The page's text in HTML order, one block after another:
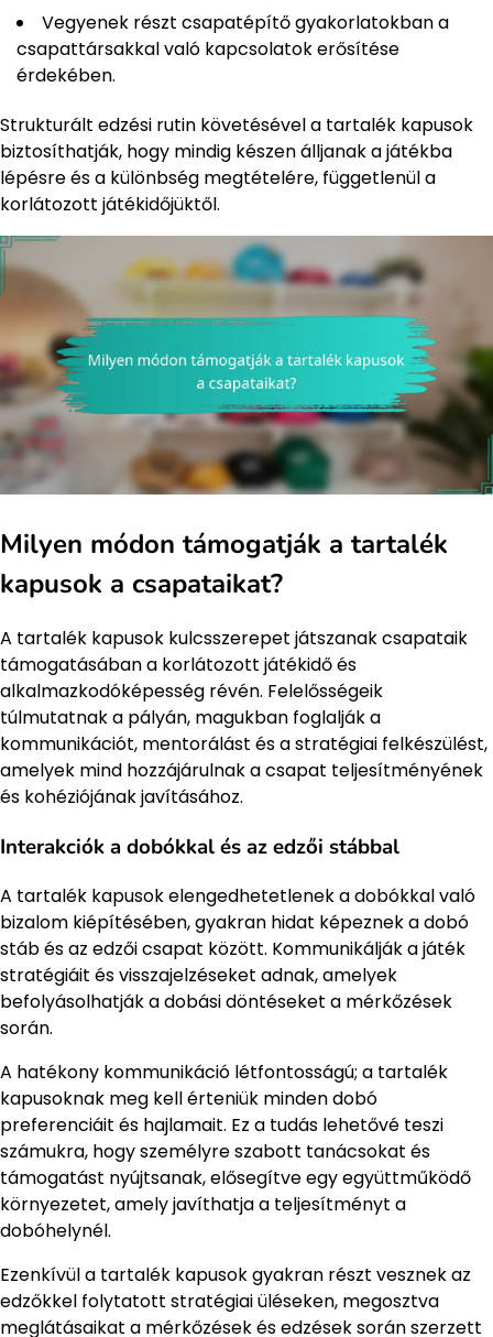
Vegyenek részt csapatépítő gyakorlatokban a
csapattársakkal való kapcsolatok erősítése
érdekében.
Strukturált edzési rutin követésével a tartalék kapusok
biztosíthatják, hogy mindig készen álljanak a játékba
lépésre és a különbség megtételére, függetlenül a
korlátozott játékidőjüktől.
Milyen módon támogatják a tartalék
kapusok a csapataikat?
A tartalék kapusok kulcsszerepet játszanak csapataik
támogatásában a korlátozott játékidő és
alkalmazkodóképesség révén. Felelősségeik
túlmutatnak a pályán, magukban foglalják a
kommunikációt, mentorálást és a stratégiai felkészülést,
amelyek mind hozzájárulnak a csapat teljesítményének
és kohéziójának javításához.
Interakciók a dobókkal és az edzői stábbal
A tartalék kapusok elengedhetetlenek a dobókkal való
bizalom kiépítésében, gyakran hidat képeznek a dobó
stáb és az edzői csapat között. Kommunikálják a játék
stratégiáit és visszajelzéseket adnak, amelyek
befolyásolhatják a dobási döntéseket a mérkőzések
során.
A hatékony kommunikáció létfontosságú; a tartalék
kapusoknak meg kell érteniük minden dobó
preferenciáit és hajlamait. Ez a tudás lehetővé teszi
számukra, hogy személyre szabott tanácsokat és
támogatást nyújtsanak, elősegítve egy együttműködő
környezetet, amely javíthatja a teljesítményt a
dobóhelynél.
Ezenkívül a tartalék kapusok gyakran részt vesznek az
edzőkkel folytatott stratégiai üléseken, megosztva
meglátásaikat a mérkőzések és edzések során szerzett